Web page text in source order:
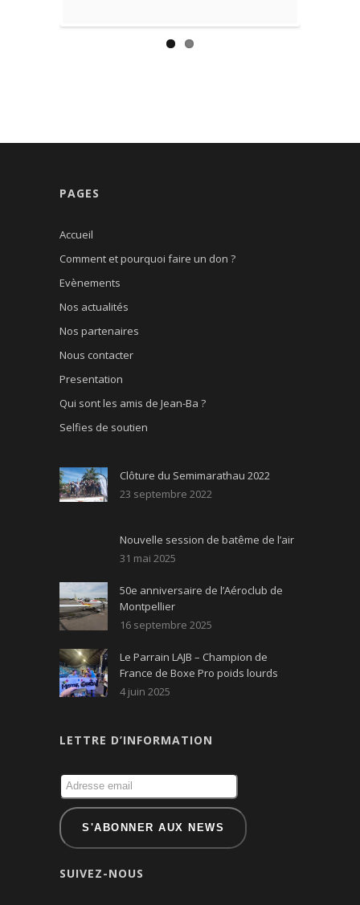
PAGES
Accueil
Comment et pourquoi faire un don ?
Evènements
Nos actualités
Nos partenaires
Nous contacter
Presentation
Qui sont les amis de Jean-Ba ?
Selfies de soutien
Clôture du Semimarathau 2022
23 septembre 2022
Nouvelle session de batême de l’air
31 mai 2025
50e anniversaire de l’Aéroclub de
Montpellier
16 septembre 2025
Le Parrain LAJB – Champion de
France de Boxe Pro poids lourds
4 juin 2025
LETTRE D’INFORMATION
SUIVEZ-NOUS